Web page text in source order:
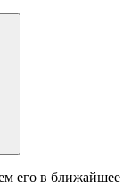
его в ближайшее